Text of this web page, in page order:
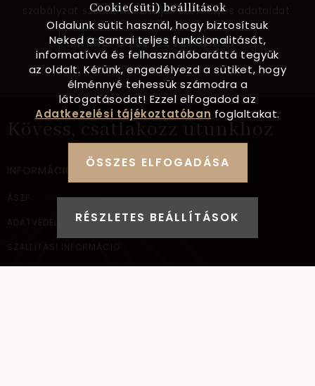
szabályzat szerint használjuk személyes adataidat.
KÉRD ÖTLETLEVELÜNKET
Kövess, csatlakozz utunkhoz
INFORMÁCIÓ
ÁSZF
ADATVÉDELEM
SZÁLLÍTÁSI INFORMÁCIÓ
Cookie(süti) beállítások
Oldalunk sütit használ, hogy biztosítsuk
Neked a Santai teljes funkcionalitását,
informatívvá és felhasználóbaráttá tegyük
az oldalt. Kérünk, engedélyezd a sütiket, hogy
élménnyé tehessük számodra a
látogatásodat! Ezzel elfogadod az
Adatkezelési tájékoztatóban foglaltakat.
ÖSSZES ELFOGADÁSA
RÉSZLETES BEÁLLÍTÁSOK